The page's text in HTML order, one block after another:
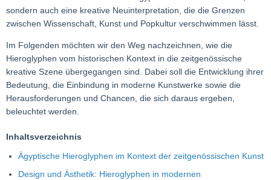
sondern auch eine kreative Neuinterpretation, die die Grenzen
zwischen Wissenschaft, Kunst und Popkultur verschwimmen lässt.
Im Folgenden möchten wir den Weg nachzeichnen, wie die
Hieroglyphen vom historischen Kontext in die zeitgenössische
kreative Szene übergegangen sind. Dabei soll die Entwicklung ihrer
Bedeutung, die Einbindung in moderne Kunstwerke sowie die
Herausforderungen und Chancen, die sich daraus ergeben,
beleuchtet werden.
Inhaltsverzeichnis
Ägyptische Hieroglyphen im Kontext der zeitgenössischen Kunst
Design und Ästhetik: Hieroglyphen in modernen